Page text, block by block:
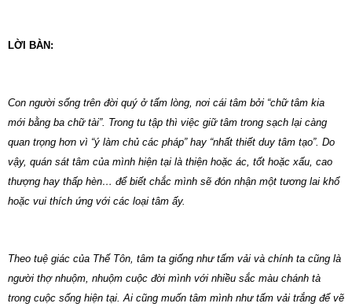
LỜI BÀN:
Con người sống trên đời quý ở tấm lòng, nơi cái tâm bởi “chữ tâm kia
mới bằng ba chữ tài”. Trong tu tập thì việc giữ tâm trong sạch lại càng
quan trọng hơn vì “ý làm chủ các pháp” hay “nhất thiết duy tâm tạo”. Do
vậy, quán sát tâm của mình hiện tại là thiện hoặc ác, tốt hoặc xấu, cao
thượng hay thấp hèn… để biết chắc mình sẽ đón nhận một tương lai khổ
hoặc vui thích ứng với các loại tâm ấy.
Theo tuệ giác của Thế Tôn, tâm ta giống như tấm vải và chính ta cũng là
người thợ nhuộm, nhuộm cuộc đời mình với nhiều sắc màu chánh tà
trong cuộc sống hiện tại. Ai cũng muốn tâm mình như tấm vải trắng để vẽ